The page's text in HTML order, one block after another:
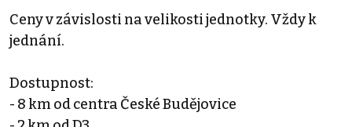
Ceny v závislosti na velikosti jednotky. Vždy k
jednání.
Dostupnost:
- 8 km od centra České Budějovice